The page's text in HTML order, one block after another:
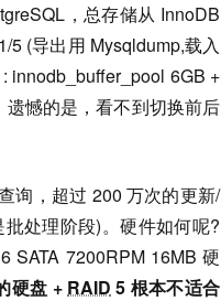
，总存储从 InnoDB
5 (导出用 Mysqldump,载入
innodb_buffer_pool 6GB +
憾的是，看不到切换前后
询，超过 200 万次的更新/
处理阶段)。硬件如何呢?
SATA 7200RPM 16MB 硬
硬盘 + RAID 5 根本不适合